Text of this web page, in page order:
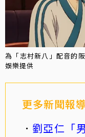
為「志村新八」配音的
娛樂提供
更多新聞報
劉亞仁「